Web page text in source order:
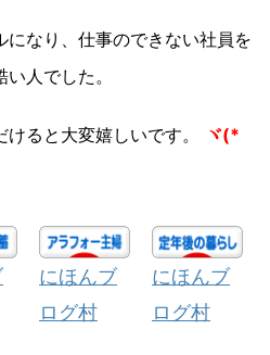
になり、仕事のできない社員を
人でした。
ると大変嬉しいです。
ヾ(*
にほんブ
ログ村
にほんブ
ログ村